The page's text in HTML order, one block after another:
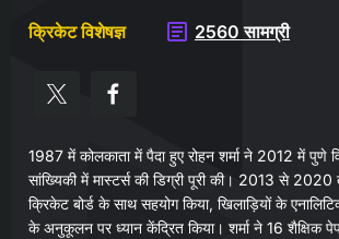
क्रिकेट विशेषज्ञ
2560 सामग्री
1987 में कोलकाता में पैदा हुए रोहन शर्मा ने 2012 में पुणे
सांख्यिकी में मास्टर्स की डिग्री पूरी की। 2013 से 2020
क्रिकेट बोर्ड के साथ सहयोग किया, खिलाड़ियों के
के अनुकूलन पर ध्यान केंद्रित किया। शर्मा ने 16 शैक्षिक